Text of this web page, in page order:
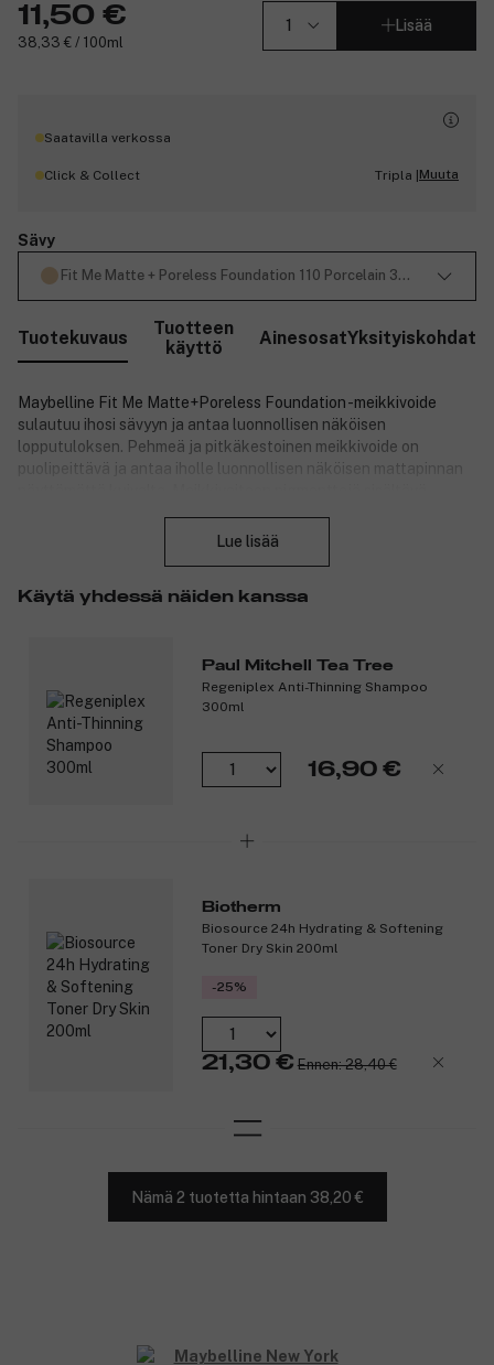
11,50 €
38,33 € / 100ml
Lisää
Saatavilla verkossa
Click & Collect Tripla |Muuta
Sävy
Fit Me Matte + Poreless Foundation 110 Porcelain 30ml
Tuotekuvaus
Tuotteen
käyttö
AinesosatYksityiskohdat
Maybelline Fit Me Matte+Poreless Foundation -meikkivoide
sulautuu ihosi sävyyn ja antaa luonnollisen näköisen
lopputuloksen. Pehmeä ja pitkäkestoinen meikkivoide on
puolipeittävä ja antaa iholle luonnollisen näköisen mattapinnan
Lopputulos on tasainen ja virheetön. Jos toivot enemmän
Tuotenumero:3099961
Lue lisää
Käytä yhdessä näiden kanssa
Paul Mitchell Tea Tree
Regeniplex Anti-Thinning Shampoo
300ml
16,90 €
Biotherm
Biosource 24h Hydrating & Softening
Toner Dry Skin 200ml
-25%
21,30 € Ennen: 28,40 €
Nämä 2 tuotetta hintaan 38,20 €